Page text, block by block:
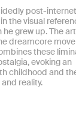
post-
the visual
grew up. The
dreamcore
these
evoking an
childhood and
reality.